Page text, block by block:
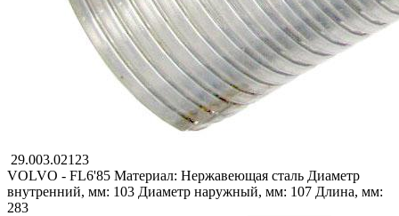
29.003.02123
VOLVO - FL6'85 Материал: Нержавеющая сталь Диаметр
внутренний, мм: 103 Диаметр наружный, мм: 107 Длина, мм:
283